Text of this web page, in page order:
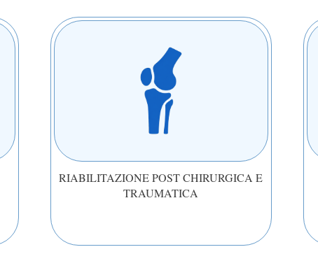
RIABILITAZIONE POST CHIRURGICA E
TRAUMATICA